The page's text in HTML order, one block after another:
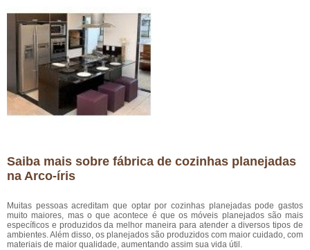
Saiba mais sobre fábrica de cozinhas planejadas
na Arco-íris
Muitas pessoas acreditam que optar por cozinhas planejadas pode gastos
muito maiores, mas o que acontece é que os móveis planejados são mais
específicos e produzidos da melhor maneira para atender a diversos tipos de
ambientes. Além disso, os planejados são produzidos com maior cuidado, com
materiais de maior qualidade, aumentando assim sua vida útil.